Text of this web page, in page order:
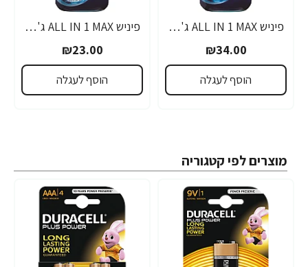
פיניש ALL IN 1 MAX ג'ל מרוכז למדיח 1 ליטר - מבית FINISH
₪34.00
הוסף לעגלה
פיניש ALL IN 1 MAX ג'ל מרוכז למדיח 600 מ"ל - מבית FINISH
₪23.00
הוסף לעגלה
מוצרים לפי קטגוריה